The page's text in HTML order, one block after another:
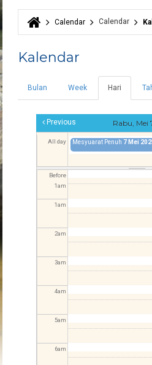
Harap maklum
Anda di sini
Calendar Calendar
Kalendar
Tab-tab utama
Bulan Week Hari
aktif)
Previous Rabu, Mei
All day Mesyuarat Penuh 7 Mei
Before
1am
1am
2am
3am
4am
5am
6am